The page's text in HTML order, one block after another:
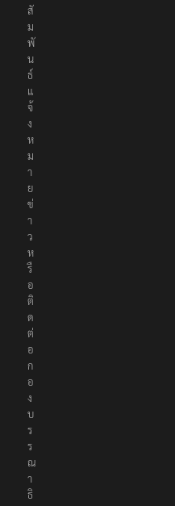
สั
ม
พั
น
ธ์
แ
จ้
ง
ห
ม
า
ย
ข่
า
ว
ห
รื
อ
ติ
ด
ต่
อ
ก
อ
ง
บ
ร
ร
ณ
า
ธิ